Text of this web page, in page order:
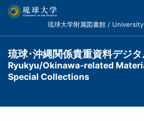
コ
琉球大学附属図書館 /
琉球･沖縄関係貴重資料デジ
Ryukyu/Okinawa-related
Special Collections